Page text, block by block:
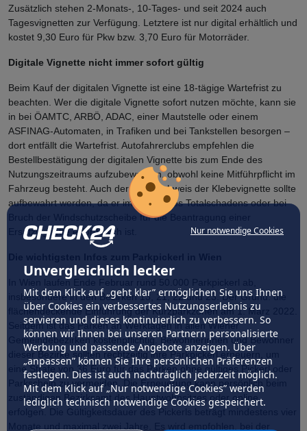
Nur notwendige Cookies
Unvergleichlich lecker
Mit dem Klick auf „geht klar” ermöglichen Sie uns Ihnen
über Cookies ein verbessertes Nutzungserlebnis zu
servieren und dieses kontinuierlich zu verbessern. So
können wir Ihnen bei unseren Partnern personalisierte
Werbung und passende Angebote anzeigen. Über
„anpassen” können Sie Ihre persönlichen Präferenzen
festlegen. Dies ist auch nachträglich jederzeit möglich.
Mit dem Klick auf „Nur notwendige Cookies” werden
lediglich technisch notwendige Cookies gespeichert.
Zusätzlich stehen 2-Monats-, 10-Tages- und seit 2024 auch
Tagesvignetten zur Verfügung. Letztere ist nur digital erhältlich und
kostet 9,30 Euro für Pkw bzw. 3,70 Euro für Motorräder.
Digitale Vignette nicht immer sofort gültig
Beim Kauf der digitalen Vignette ist eine 18-tägige Wartefrist zu
beachten. Wer die digitale Vignette sofort nutzen möchte, kann sie
in bei ÖAMTC, ARBÖ, ADAC, einer Mautstelle oder einem
ASFINAG-Automaten, in Trafiken und bei Tankstellen besorgen –
dort entfällt die Wartefrist. Autofahrerclubs empfehlen die
Bestellbestätigung der digitalen Vignette bis zum Ende des
Nutzungszeitraums aufzubewahren, obwohl keine Mitführpflicht im
Fahrzeug besteht. Auch der Kaufnachweis der Klebevignette sollte
aufbewahrt werden, da er im Falle eines Totalschadens oder bei
Bruch der Windschutzscheibe für die Beantragung einer
Ersatzvignette erforderlich ist.
In Wien laufen Ende Februar rund 50.000 Parkpickerl ab,
insbesondere in den Bezirken 13, 21, 22 und 23. Der Grund: die
flächendeckende Einführung der Kurzparkzonen am 1. März 2022.
Seitdem ist das Parken an Werktagen in allen Wiener
Gemeindebezirken kostenpflichtig. Bewohnerinnen und Bewohner
dieser Bezirke sollten rechtzeitig ihre Parkpickerl erneuern, um
eine Strafe von 36 Euro für das Parken ohne gültiges Pickerl oder
Parkschein zu vermeiden. Die Erneuerung kann persönlich beim
zuständigen Bezirksamt des Hauptwohnsitzes oder online
erfolgen. Die Gültigkeitsdauer des Pickerls beträgt mindestens vier